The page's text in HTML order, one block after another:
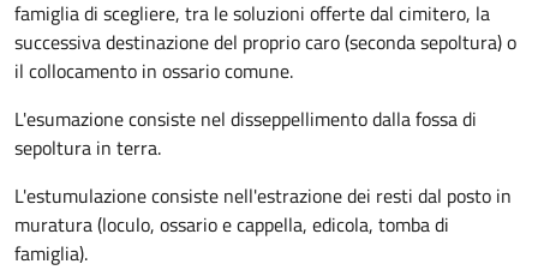
famiglia di scegliere, tra le soluzioni offerte dal cimitero, la
successiva destinazione del proprio caro (seconda sepoltura)o
il collocamento in ossario comune.
L'esumazione consiste nel disseppellimento dalla fossa di
sepoltura in terra.
L'estumulazione consiste nell'estrazione dei resti dal posto in
muratura (loculo, ossario e cappella, edicola, tomba di
famiglia).